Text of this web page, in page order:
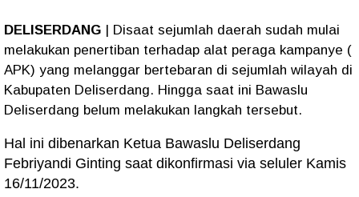
DELISERDANG | Disaat sejumlah daerah sudah mulai
melakukan penertiban terhadap alat peraga kampanye (
APK) yang melanggar bertebaran di sejumlah wilayah di
Kabupaten Deliserdang. Hingga saat ini Bawaslu
Deliserdang belum melakukan langkah tersebut.
Hal ini dibenarkan Ketua Bawaslu Deliserdang
Febriyandi Ginting saat dikonfirmasi via seluler Kamis
16/11/2023.